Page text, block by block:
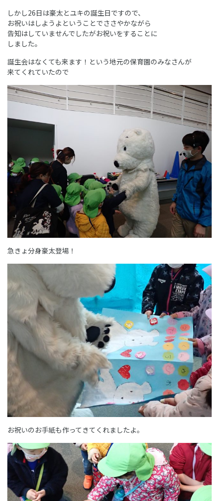
しかし26日は豪太とユキの誕生日ですので、
お祝いはしようよということでささやかながら
告知はしていませんでしたがお祝いをすることに
しました。
誕生会はなくても来ます！という地元の保育園のみなさんが
来てくれていたので
急きょ分身豪太登場！
お祝いのお手紙も作ってきてくれましたよ。